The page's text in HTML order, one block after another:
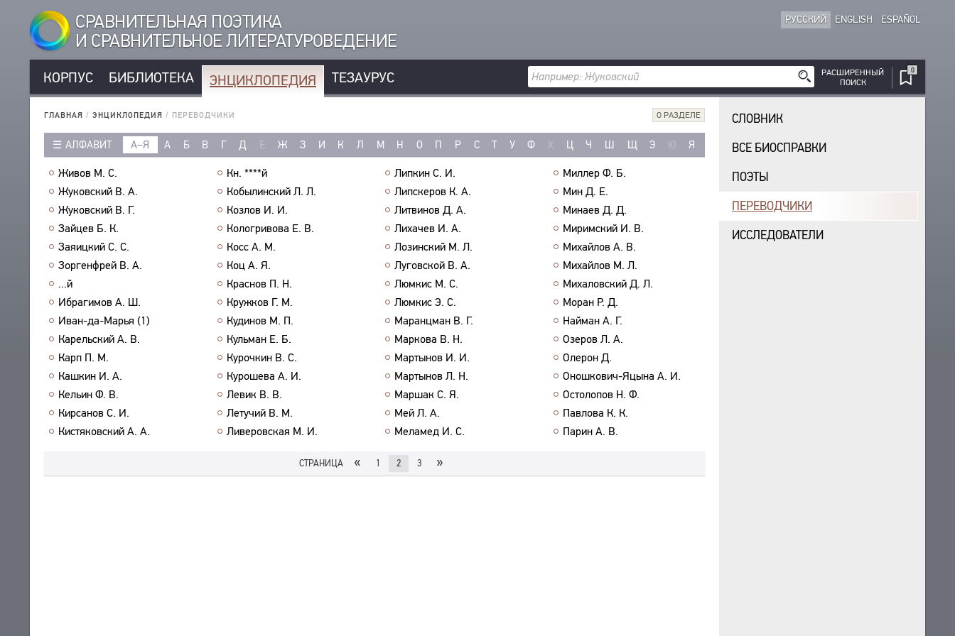
СРАВНИТЕЛЬНАЯ ПОЭТИКА
И СРАВНИТЕЛЬНОЕ ЛИТЕРАТУРОВЕДЕНИЕ
РУССКИЙ ENGLISH ESPAÑOL
КОРПУС БИБЛИОТЕКА ЭНЦИКЛОПЕДИЯ ТЕЗАУРУС
РАСШИРЕННЫЙ
ПОИСК
0
ГЛАВНАЯ / ЭНЦИКЛОПЕДИЯ / ПЕРЕВОДЧИКИ О РАЗДЕЛЕ
АЛФАВИТ А–Я А Б В Г Д Е Ж З И К Л М Н О П Р С Т У Ф Х Ц Ч Ш Щ Э Ю Я
Живов М. С.
Жуковский В. А.
Жуковский В. Г.
Зайцев Б. К.
Заяицкий С. С.
Зоргенфрей В. А.
...й
Ибрагимов А. Ш.
Иван-да-Марья (1)
Карельский А. В.
Карп П. М.
Кашкин И. А.
Кельин Ф. В.
Кирсанов С. И.
Кистяковский А. А.
Кн. ****й
Кобылинский Л. Л.
Козлов И. И.
Кологривова Е. В.
Косс А. М.
Коц А. Я.
Краснов П. Н.
Кружков Г. М.
Кудинов М. П.
Кульман Е. Б.
Курочкин В. С.
Курошева А. И.
Левик В. В.
Летучий В. М.
Ливеровская М. И.
Липкин С. И.
Липскеров К. А.
Литвинов Д. А.
Лихачев И. А.
Лозинский М. Л.
Луговской В. А.
Люмкис М. С.
Люмкис Э. С.
Маранцман В. Г.
Маркова В. Н.
Мартынов И. И.
Мартынов Л. Н.
Маршак С. Я.
Мей Л. А.
Меламед И. С.
Миллер Ф. Б.
Мин Д. Е.
Минаев Д. Д.
Миримский И. В.
Михайлов А. В.
Михайлов М. Л.
Михаловский Д. Л.
Моран Р. Д.
Найман А. Г.
Озеров Л. А.
Олерон Д.
Оношкович-Яцына А. И.
Остолопов Н. Ф.
Павлова К. К.
Парин А. В.
СТРАНИЦА « 1 2 3 »
СЛОВНИК
ВСЕ БИОСПРАВКИ
ПОЭТЫ
ПЕРЕВОДЧИКИ
ИССЛЕДОВАТЕЛИ
КОРПУС
РУССКОЯЗЫЧНЫЕ ПРОИЗВЕДЕНИЯ
ИНОЯЗЫЧНЫЕ ПРОИЗВЕДЕНИЯ
МЕТРИКА
СТРОФИКА
ЯЗЫКИ
РЕЧЕВЫЕ ФОРМЫ
ТИПЫ
КОЛИЧЕСТВО ПЕРЕВОДОВ
БИБЛИОТЕКА
ТЕКСТЫ
АВТОРЫ
ПРОИЗВЕДЕНИЯ
ИЗДАНИЯ
ИССЛЕДОВАНИЯ
АВТОРЫ
ПРОИЗВЕДЕНИЯ
ИЗДАНИЯ
БИБЛИОГРАФИЧЕСКИЕ ПУБЛИКАЦИИ
СОСТАВИТЕЛИ
ПРОИЗВЕДЕНИЯ
ИЗДАНИЯ
ЭНЦИКЛОПЕДИЯ
СЛОВНИК
ВСЕ БИОСПРАВКИ
ПОЭТЫ
ПЕРЕВОДЧИКИ
ИССЛЕДОВАТЕЛИ
ТЕЗАУРУС
СТРУКТУРА
УКАЗАТЕЛЬ ТЕРМИНОВ
ПОИСК
О ПРОЕКТЕ
КРАТКО О ПРОЕКТЕ
ЦЕЛИ ПРОЕКТА
ПОДСИСТЕМЫ
КОРПУС
БИБЛИОТЕКА
ТЕЗАУРУС
ОБРАТНАЯ СВЯЗЬ
ПОЛЬЗОВАТЕЛЬСКОЕ СОГЛАШЕНИЕ
ЗАКЛАДКИ